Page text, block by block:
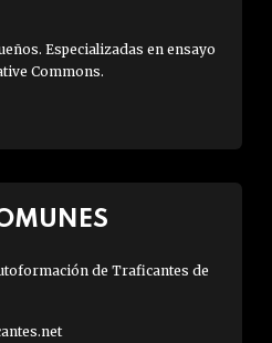
Especializadas en ensayo
Commons.
de Traficantes de